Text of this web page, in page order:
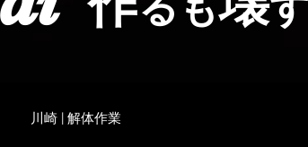
川崎 | 解体作業